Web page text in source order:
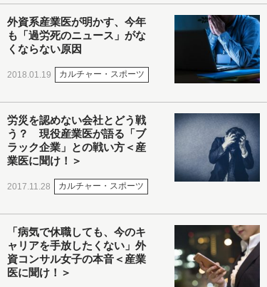
外資系産業医が明かす、今年
も「過労死のニュース」がな
くならない原因
2018.01.19 カルチャー・スポーツ
労災を認めない会社とどう戦
う？ 現役産業医が語る「ブ
ラック企業」との戦い方＜産
業医に聞け！＞
2017.11.28 カルチャー・スポーツ
「病気で休職しても、今のキ
ャリアを手放したくない」外
資コンサル女子の本音＜産業
医に聞け！＞